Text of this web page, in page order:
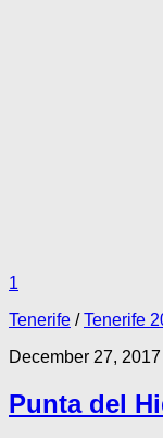
1
Tenerife /Tenerife
December 27, 2017
Punta del